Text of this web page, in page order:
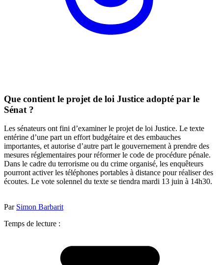
Que contient le projet de loi Justice adopté par le
Sénat ?
Les sénateurs ont fini d’examiner le projet de loi Justice. Le texte
entérine d’une part un effort budgétaire et des embauches
importantes, et autorise d’autre part le gouvernement à prendre des
mesures réglementaires pour réformer le code de procédure pénale.
Dans le cadre du terrorisme ou du crime organisé, les enquêteurs
pourront activer les téléphones portables à distance pour réaliser des
écoutes. Le vote solennel du texte se tiendra mardi 13 juin à 14h30.
Par Simon Barbarit
Temps de lecture :